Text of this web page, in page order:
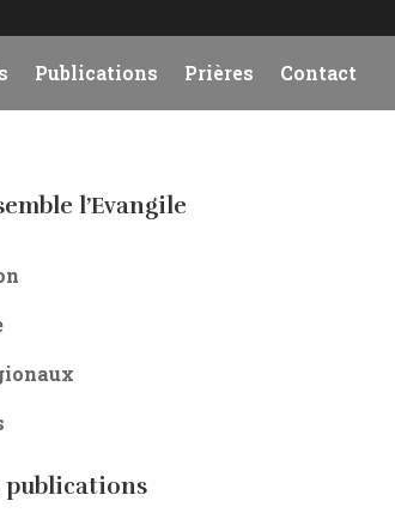
Publications Prières Contact
l’Evangile
publications